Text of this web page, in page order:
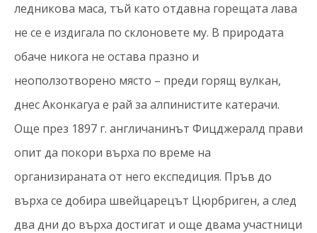
ледникова маса, тъй като отдавна горещата лава
не се е издигала по склоновете му. В природата
обаче никога не остава празно и
неоползотворено място – преди горящ вулкан,
днес Аконкагуа е рай за алпинистите катерачи.
Още през 1897 г. англичанинът Фицджералд прави
опит да покори върха по време на
организираната от него експедиция. Пръв до
върха се добира швейцарецът Цюрбриген, а след
два дни до върха достигат и още двама участници